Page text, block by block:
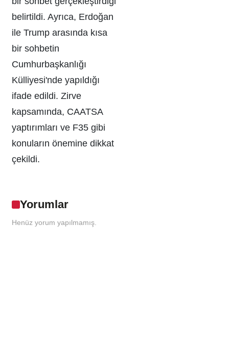
belirtildi. Ayrıca, Erdoğan
ile Trump arasında kısa
bir sohbetin
Cumhurbaşkanlığı
Külliyesi'nde yapıldığı
ifade edildi. Zirve
kapsamında, CAATSA
yaptırımları ve F35 gibi
konuların önemine dikkat
çekildi.
Yorumlar
Henüz yorum yapılmamış.